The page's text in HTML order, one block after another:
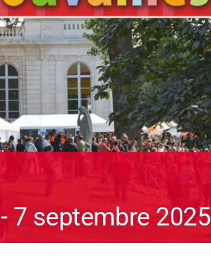
- 7 septembre 2025